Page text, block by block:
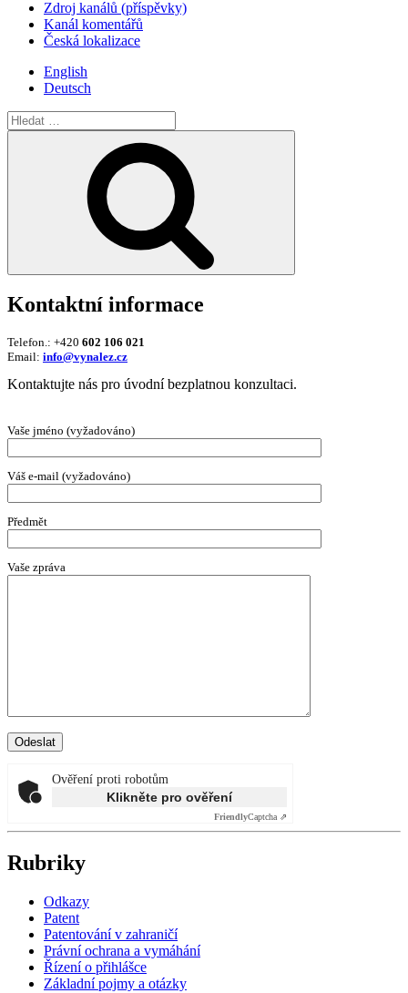
Zdroj kanálů (příspěvky)
Kanál komentářů
Česká lokalizace
English
Deutsch
Hledat:
Kontaktní informace
Telefon.: +420 602 106 021
Email: info@vynalez.cz
Kontaktujte nás pro úvodní bezplatnou konzultaci.
Vaše jméno (vyžadováno)
Váš e-mail (vyžadováno)
Předmět
Vaše zpráva
Ověření proti robotům
Klikněte pro ověření
FriendlyCaptcha ⇗
Rubriky
Odkazy
Patent
Patentování v zahraničí
Právní ochrana a vymáhání
Řízení o přihlášce
Základní pojmy a otázky